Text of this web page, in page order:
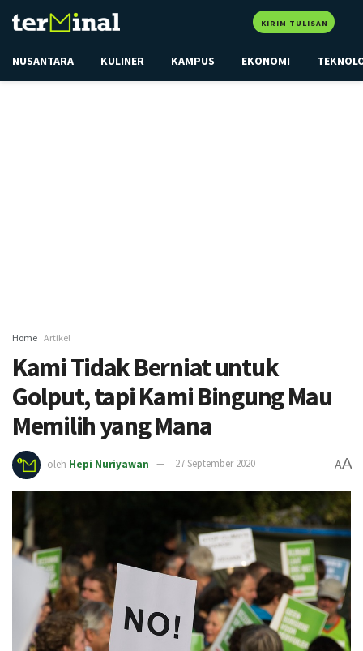
KIRIM TULISAN
NUSANTARA KULINER KAMPUS EKONOMI
Home Artikel
Kami Tidak Berniat untuk
Golput, tapi Kami Bingung Mau
Memilih yang Mana
oleh Hepi Nuriyawan 27 September 2020 AA